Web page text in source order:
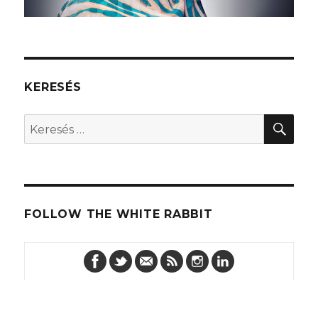
KERESÉS
Keresés
a
kifejezésre:
FOLLOW THE WHITE RABBIT